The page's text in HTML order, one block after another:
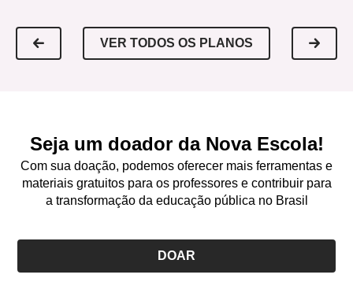
VER TODOS OS PLANOS
Seja um doador da Nova Escola!
Com sua doação, podemos oferecer mais ferramentas e
materiais gratuitos para os professores e contribuir para
a transformação da educação pública no Brasil
DOAR